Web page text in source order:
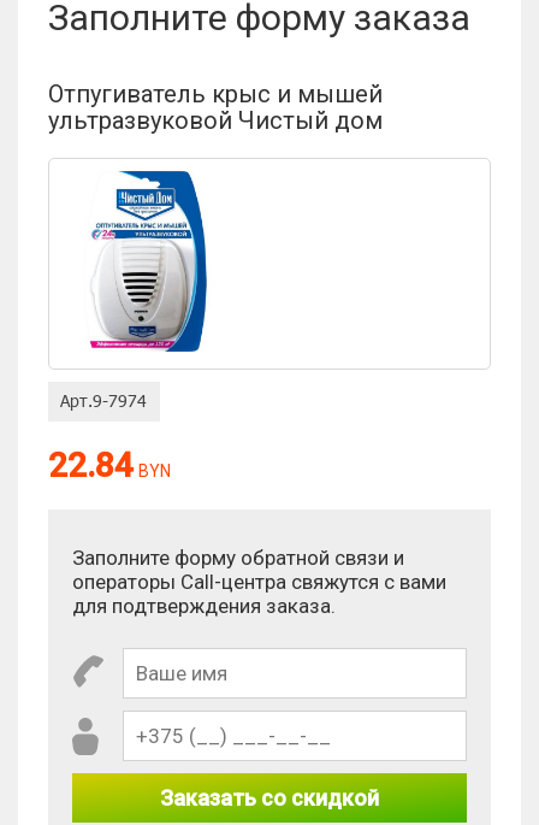
Заполните форму заказа
Отпугиватель крыс и мышей
ультразвуковой Чистый дом
22.84 BYN
Заполните форму обратной связи и
операторы Call-центра свяжутся с вами
для подтверждения заказа.
Заказать со скидкой